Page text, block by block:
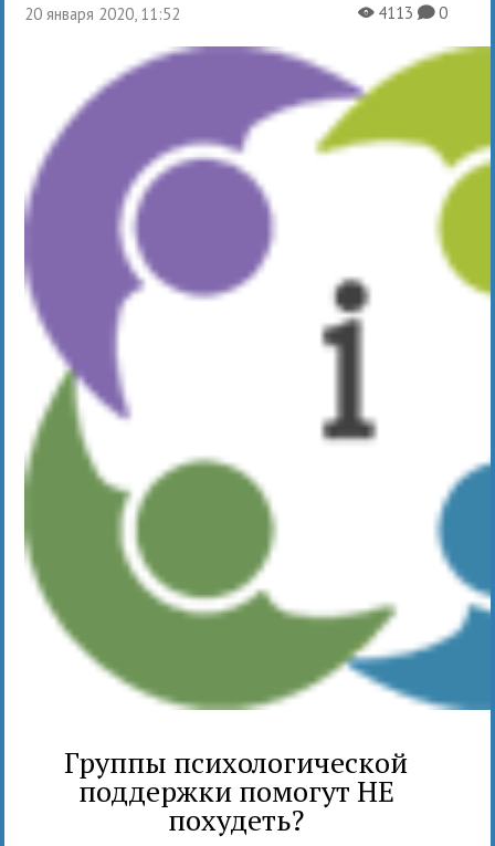
20 января 2020, 11:52 X4113K0
Группы психологической
поддержки помогут НЕ
похудеть?